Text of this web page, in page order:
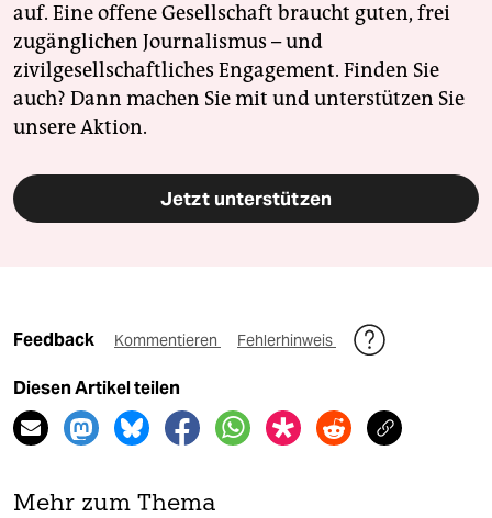
auf. Eine offene Gesellschaft braucht guten, frei
zugänglichen Journalismus – und
zivilgesellschaftliches Engagement. Finden Sie
auch? Dann machen Sie mit und unterstützen Sie
unsere Aktion.
Jetzt unterstützen
Feedback Kommentieren Fehlerhinweis
Diesen Artikel teilen
Mehr zum Thema